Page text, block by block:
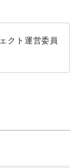
クト運営委員